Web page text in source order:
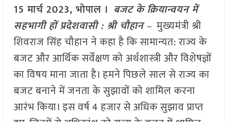
15 मार्च 2023, भोपाल । बजट के क्रियान्वयन में
सहभागी हों प्रदेशवासी : श्री चौहान–मुख्यमंत्री श्री
शिवराज सिंह चौहान ने कहा है कि सामान्यत: राज्य के
बजट और आर्थिक सर्वेक्षण को अर्थशास्त्री और विशेषज्ञों
का विषय माना जाता है। हमने पिछले साल से राज्य का
बजट बनाने में जनता के सुझावों को शामिल करना
आरंभ किया। इस वर्ष 4 हजार से अधिक सुझाव प्राप्त